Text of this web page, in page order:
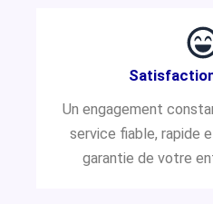
Un engagement
service fiable, rapide
garantie de votre